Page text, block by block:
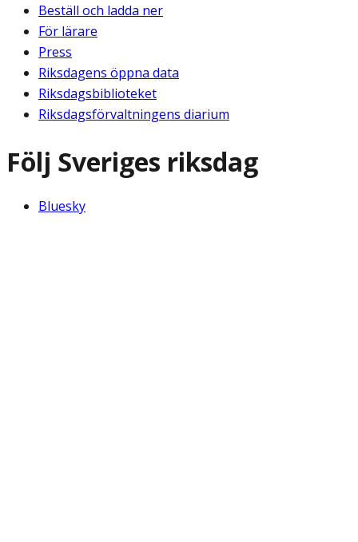
Beställ och ladda ner
För lärare
Press
Riksdagens öppna data
Riksdagsbiblioteket
Riksdagsförvaltningens diarium
Följ Sveriges riksdag
Bluesky